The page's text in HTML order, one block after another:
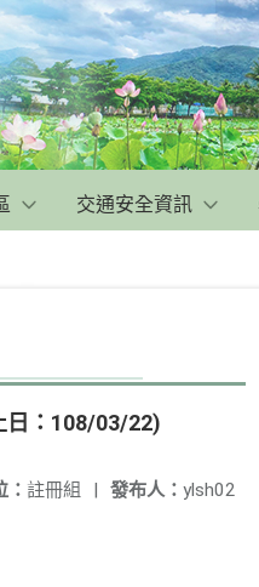
交通安全資訊
日：108/03/22)
發布人： ylsh02
： 註冊組 |